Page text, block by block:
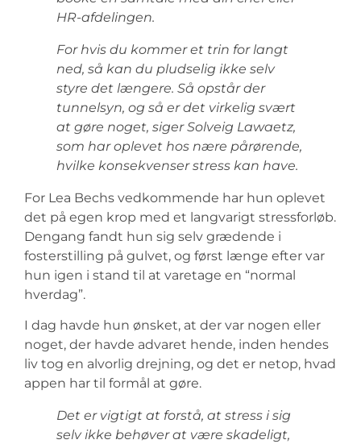
HR-afdelingen.
For hvis du kommer et trin for langt
ned, så kan du pludselig ikke selv
styre det længere. Så opstår der
tunnelsyn, og så er det virkelig svært
at gøre noget, siger Solveig Lawaetz,
som har oplevet hos nære pårørende,
hvilke konsekvenser stress kan have.
For Lea Bechs vedkommende har hun oplevet
det på egen krop med et langvarigt stressforløb.
Dengang fandt hun sig selv grædende i
fosterstilling på gulvet, og først længe efter var
hun igen i stand til at varetage en “normal
hverdag”.
I dag havde hun ønsket, at der var nogen eller
noget, der havde advaret hende, inden hendes
liv tog en alvorlig drejning, og det er netop, hvad
appen har til formål at gøre.
Det er vigtigt at forstå, at stress i sig
selv ikke behøver at være skadeligt,